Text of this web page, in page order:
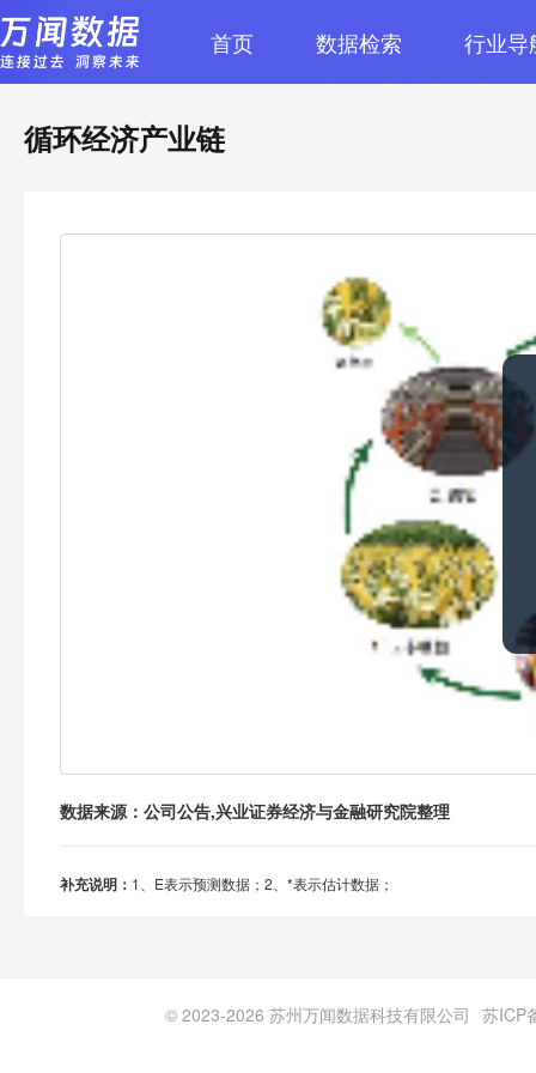
首页 数据检索 行业导
循环经济产业链
数据来源：公司公告,兴业证券经济与金融研究院整理
补充说明： 1、E表示预测数据； 2、*表示估计数据；
© 2023-2026 苏州万闻数据科技有限公司 苏ICP